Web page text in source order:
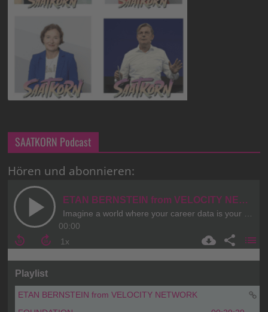
SAATKORN Podcast
Hören und abonnieren: